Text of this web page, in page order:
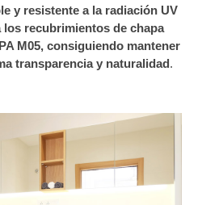
y resistente a la radiación UV
los recubrimientos de chapa
M05, consiguiendo mantener
transparencia y naturalidad.